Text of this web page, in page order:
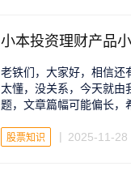
小本投资理财产品
老铁们，大家好，相信还
太懂，没关系，今天就由
题，文章篇幅可能偏长，
股票知识 2025-11-28